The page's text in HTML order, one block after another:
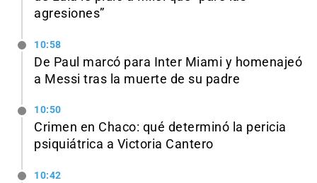
agresiones”
10:58
De Paul marcó para Inter Miami y homenajeó
a Messi tras la muerte de su padre
10:50
Crimen en Chaco: qué determinó la pericia
psiquiátrica a Victoria Cantero
10:42